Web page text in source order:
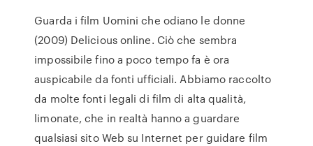
Guarda i film Uomini che odiano le donne
(2009) Delicious online. Ciò che sembra
impossibile fino a poco tempo fa è ora
auspicabile da fonti ufficiali. Abbiamo raccolto
da molte fonti legali di film di alta qualità,
limonate, che in realtà hanno a guardare
qualsiasi sito Web su Internet per guidare film